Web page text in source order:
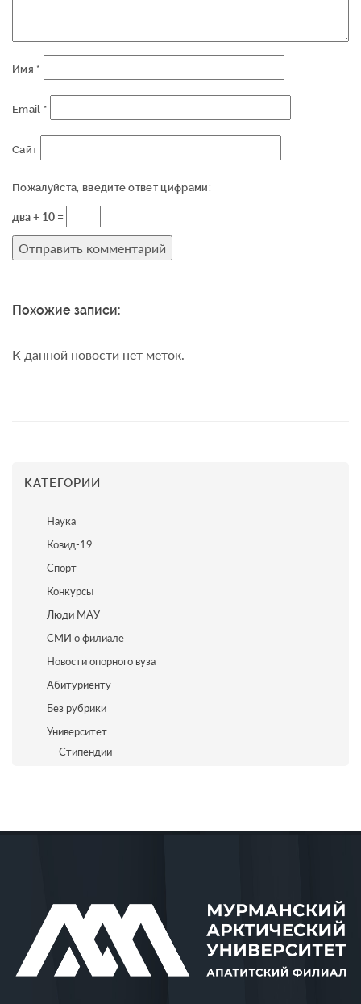
Имя *
Email *
Сайт
Пожалуйста, введите ответ цифрами:
два + 10 =
Похожие записи:
К данной новости нет меток.
КАТЕГОРИИ
Наука
Ковид-19
Спорт
Конкурсы
Люди МАУ
СМИ о филиале
Новости опорного вуза
Абитуриенту
Без рубрики
Университет
Стипендии